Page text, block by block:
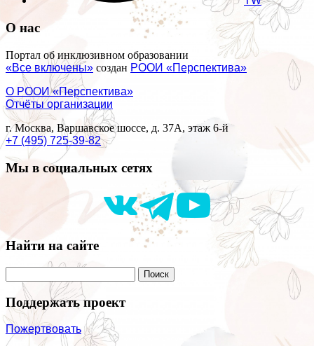
О нас
Портал об инклюзивном образовании
«Все включены» создан РООИ «Перспектива»
О РООИ «Перспектива»
Отчёты организации
г. Москва, Варшавское шоссе, д. 37А, этаж 6-й
+7 (495) 725-39-82
Мы в социальных сетях
Найти на сайте
Поддержать проект
Пожертвовать